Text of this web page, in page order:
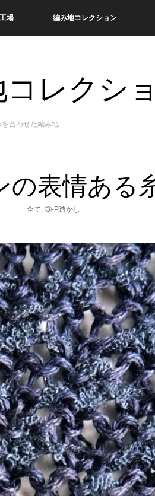
場 編み地コレクション
レクシ
合わせた編み地
表情ある
全て, ③-P透かし